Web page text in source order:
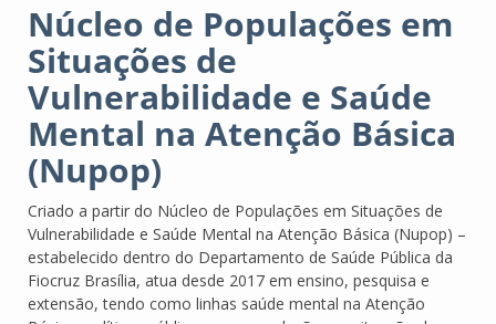
Núcleo de Populações em
Situações de
Vulnerabilidade e Saúde
Mental na Atenção Básica
(Nupop)
Criado a partir do Núcleo de Populações em Situações de
Vulnerabilidade e Saúde Mental na Atenção Básica (Nupop) –
estabelecido dentro do Departamento de Saúde Pública da
Fiocruz Brasília, atua desde 2017 em ensino, pesquisa e
extensão, tendo como linhas saúde mental na Atenção